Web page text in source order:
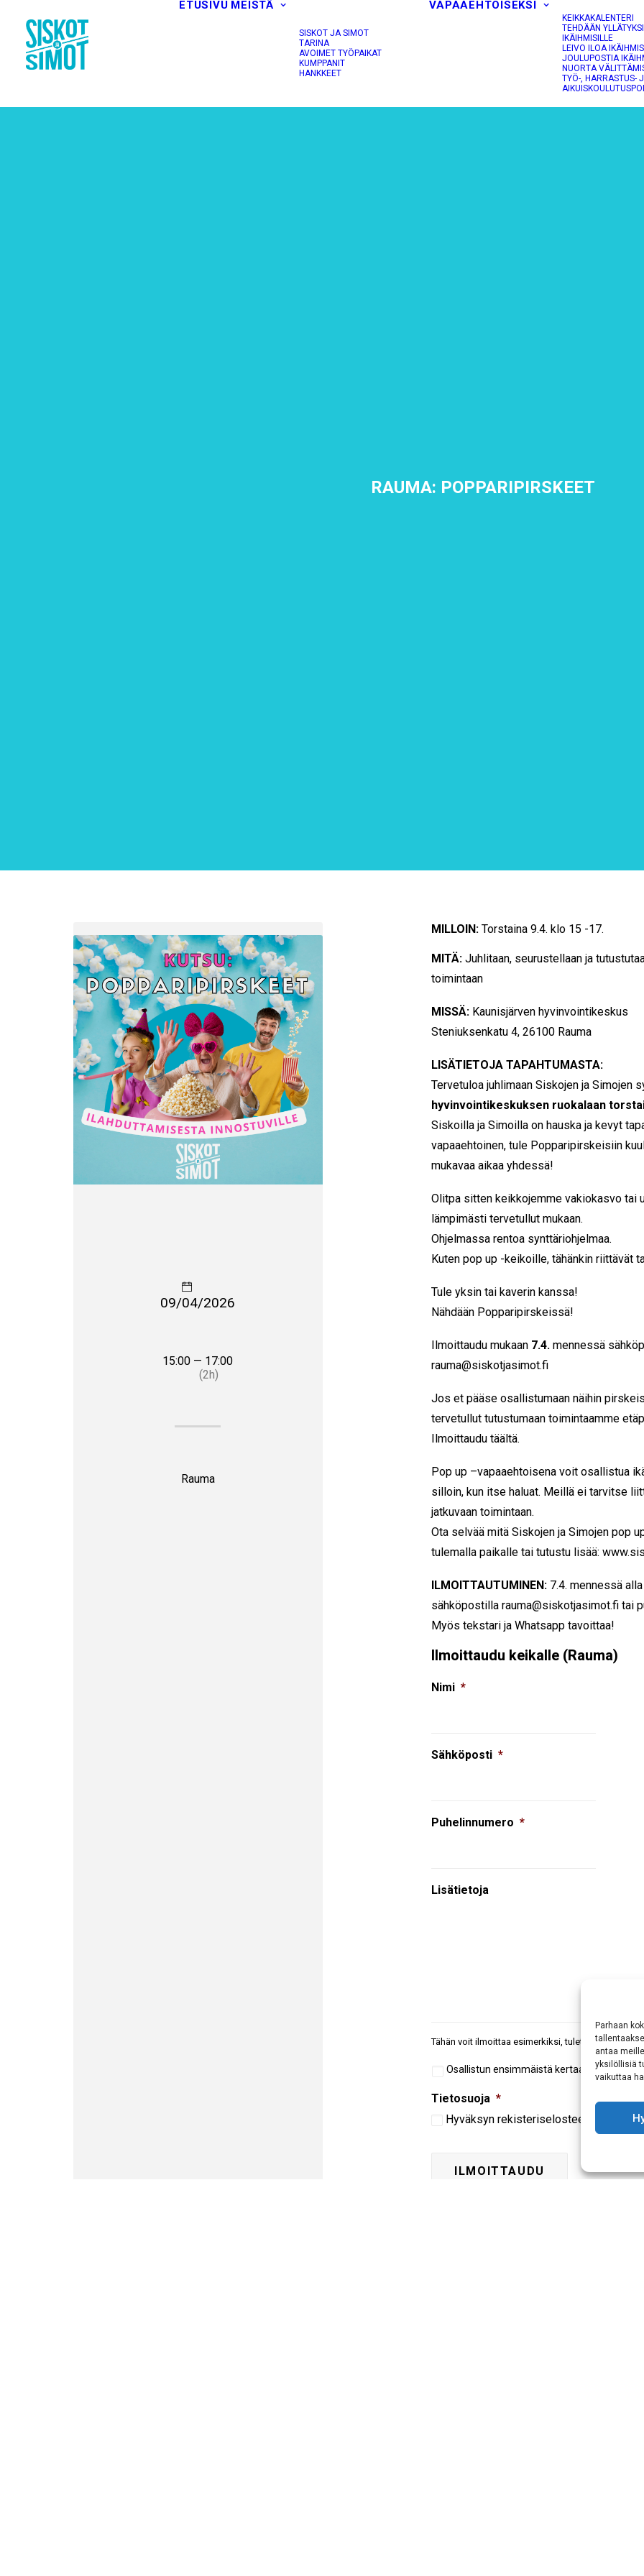
Parhaan
antaa
yksilöllisiä
vaikuttaa
ETUSIVU MEISTÄ
SISKOT JA SIMOT
TARINA
AVOIMET TYÖPAIKAT
KUMPPANIT
HANKKEET
VAPAAEHTOISEKSI
KEIKKAKALENTERI
TEHDÄÄN
IKÄIHMISILLE
LEIVO ILOA
JOULUPOSTIA
NUORTA
TYÖ-, HARRASTUS-
RAUMA: POPPARIPIRSKEET
MILLOIN: Torstaina 9.4. klo 15 -17.
MITÄ: Juhlitaan, seurustellaan ja
toimintaan
MISSÄ: Kaunisjärven hyvinvointikeskus
Steniuksenkatu 4, 26100 Rauma
LISÄTIETOJA TAPAHTUMASTA:
Tervetuloa juhlimaan Siskojen ja Simojen
hyvinvointikeskuksen ruokalaan
Siskoilla ja Simoilla on hauska ja kevyt
vapaaehtoinen, tule Popparipirskeisiin
mukavaa aikaa yhdessä!
Olitpa sitten keikkojemme vakiokasvo tai
lämpimästi tervetullut mukaan.
Ohjelmassa rentoa synttäriohjelmaa.
Kuten pop up -keikoille, tähänkin riittävät
Tule yksin tai kaverin kanssa!
Nähdään Popparipirskeissä!
Ilmoittaudu mukaan 7.4. mennessä
rauma@siskotjasimot.fi
Jos et pääse osallistumaan näihin
tervetullut tutustumaan toimintaamme
Ilmoittaudu täältä.
Pop up –vapaaehtoisena voit osallistua
silloin, kun itse haluat. Meillä ei tarvitse
jatkuvaan toimintaan.
Ota selvää mitä Siskojen ja Simojen pop
tulemalla paikalle tai tutustu lisää:
ILMOITTAUTUMINEN: 7.4. mennessä
sähköpostilla rauma@siskotjasimot.fi tai
Myös tekstari ja Whatsapp tavoittaa!
Ilmoittaudu keikalle (Rauma)
Nimi *
Sähköposti *
Puhelinnumero *
Lisätietoja
Tähän voit ilmoittaa esimerkiksi, tuletko yksin vai
Aiempi
Osallistun ensimmäistä kertaa Siskojen ja
Tietosuoja *
Hyväksynrekisteriselosteen
09/04/2026
15:00 — 17:00
(2h)
Rauma